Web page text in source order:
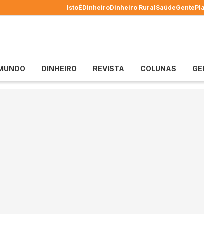
IstoÉDinheiroDinheiro RuralSaúdeGente
DINHEIRO REVISTA COLUNAS